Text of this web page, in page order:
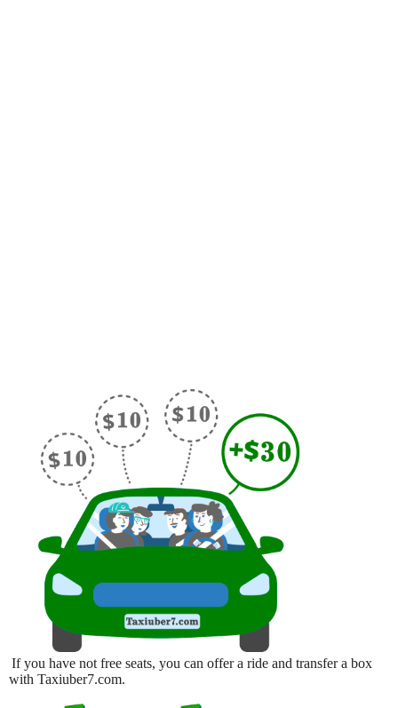
If you have not free seats, you can offer a ride and transfer a box
with Taxiuber7.com.